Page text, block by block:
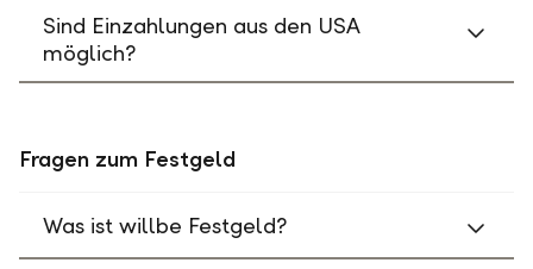
Sind Einzahlungen aus den USA
möglich?
Fragen zum Festgeld
Was ist willbe Festgeld?